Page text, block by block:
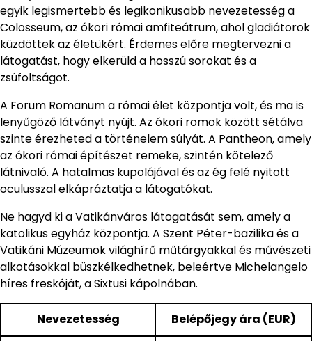
egyik legismertebb és legikonikusabb nevezetesség a
Colosseum, az ókori római amfiteátrum, ahol gladiátorok
küzdöttek az életükért. Érdemes előre megtervezni a
látogatást, hogy elkerüld a hosszú sorokat és a
zsúfoltságot.
A Forum Romanum a római élet központja volt, és ma is
lenyűgöző látványt nyújt. Az ókori romok között sétálva
szinte érezheted a történelem súlyát. A Pantheon, amely
az ókori római építészet remeke, szintén kötelező
látnivaló. A hatalmas kupolájával és az ég felé nyitott
oculusszal elkápráztatja a látogatókat.
Ne hagyd ki a Vatikánváros látogatását sem, amely a
katolikus egyház központja. A Szent Péter-bazilika és a
Vatikáni Múzeumok világhírű műtárgyakkal és művészeti
alkotásokkal büszkélkedhetnek, beleértve Michelangelo
híres freskóját, a Sixtusi kápolnában.
Nevezetesség Belépőjegy ára (EUR)